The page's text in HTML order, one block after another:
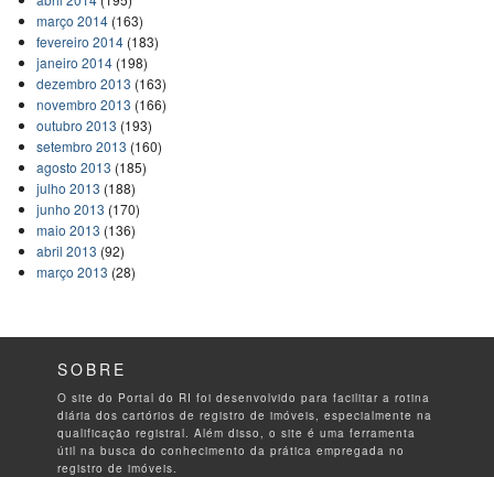
março 2014(163)
fevereiro 2014(183)
janeiro 2014(198)
dezembro 2013 (163)
novembro 2013 (166)
outubro 2013 (193)
setembro 2013 (160)
agosto 2013 (185)
julho 2013 (188)
junho 2013 (170)
maio 2013 (136)
abril 2013 (92)
março 2013 (28)
SOBRE
O site do Portal do RI foi desenvolvido para facilitar a rotina
diária dos cartórios de registro de imóveis, especialmente na
qualificação registral. Além disso, o site é uma ferramenta
útil na busca do conhecimento da prática empregada no
registro de imóveis.